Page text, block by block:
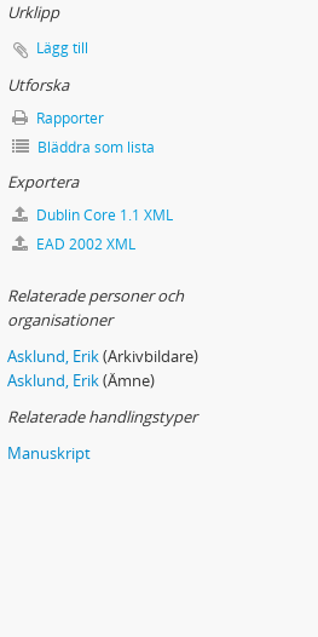
Urklipp
Lägg till
Utforska
Rapporter
Bläddra som lista
Exportera
Dublin Core 1.1 XML
EAD 2002 XML
Relaterade personer och
organisationer
Asklund, Erik(Arkivbildare)
Asklund, Erik(Ämne)
Relaterade handlingstyper
Manuskript